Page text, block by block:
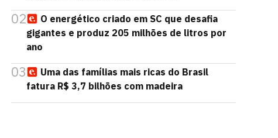
02
O energético criado em SC que desafia
gigantes e produz 205 milhões de litros por
ano
03
Uma das famílias mais ricas do Brasil
fatura R$ 3,7 bilhões com madeira